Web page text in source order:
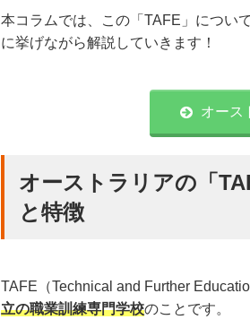
本コラムでは、この「TAFE」につい
に挙げながら解説していきます！
オース
オーストラリアの「
と特徴
TAFE（Technical and Further
立の職業訓練専門学校のことです。